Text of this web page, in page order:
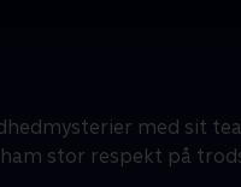
med sit
stor respekt på